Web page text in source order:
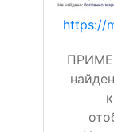
https://